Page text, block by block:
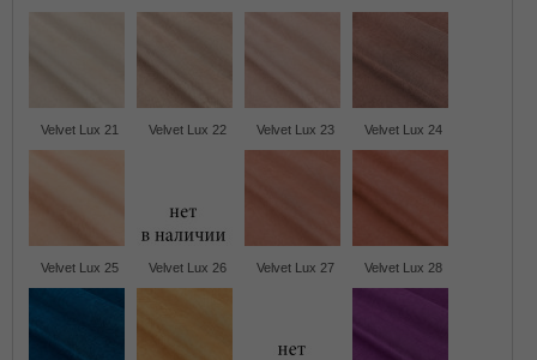
Velvet Lux 21 Velvet Lux 22 Velvet Lux 23 Velvet Lux 24
Velvet Lux 25 Velvet Lux 26 Velvet Lux 27 Velvet Lux 28